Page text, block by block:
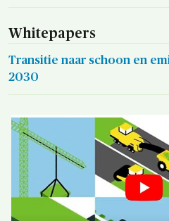
Whitepapers
Transitie naar schoon en
2030